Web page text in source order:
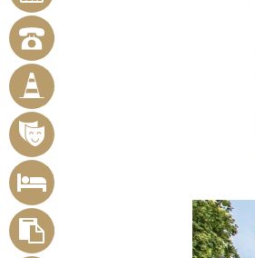
NOTRUFNUMMERN
BÜRGER
MELDEN
MÄNGEL
VERANSTALTUNGSÜBERSICHT
UNTERKUNFT
SUCHEN
FORMULARE